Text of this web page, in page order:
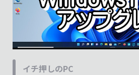
イチ押しのPC